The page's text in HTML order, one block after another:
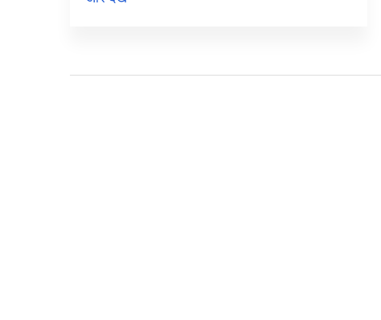
मीडिया से अपील की है कि इस विषय में अफवाहों को ना